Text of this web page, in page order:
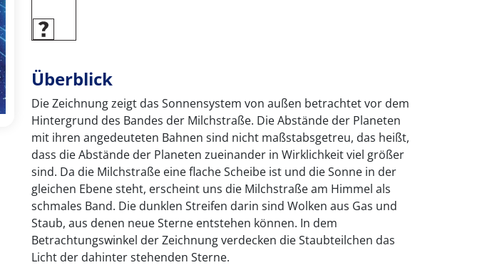
Überblick
Die Zeichnung zeigt das Sonnensystem von außen betrachtet vor dem
Hintergrund des Bandes der Milchstraße. Die Abstände der Planeten
mit ihren angedeuteten Bahnen sind nicht maßstabsgetreu, das heißt,
dass die Abstände der Planeten zueinander in Wirklichkeit viel größer
sind. Da die Milchstraße eine flache Scheibe ist und die Sonne in der
gleichen Ebene steht, erscheint uns die Milchstraße am Himmel als
schmales Band. Die dunklen Streifen darin sind Wolken aus Gas und
Staub, aus denen neue Sterne entstehen können. In dem
Betrachtungswinkel der Zeichnung verdecken die Staubteilchen das
Licht der dahinter stehenden Sterne.